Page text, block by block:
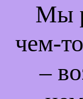
Мы
чем-
–